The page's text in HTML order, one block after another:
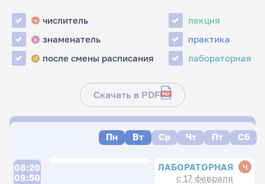
ч числитель
з знаменатель
↺ после смены расписания
лекция
практика
лабораторная
Скачать в PDF
Пн Вт Ср Чт Пт Сб
08:20
09:50
ЛАБОРАТОРНАЯ Ч
с 17 февраля